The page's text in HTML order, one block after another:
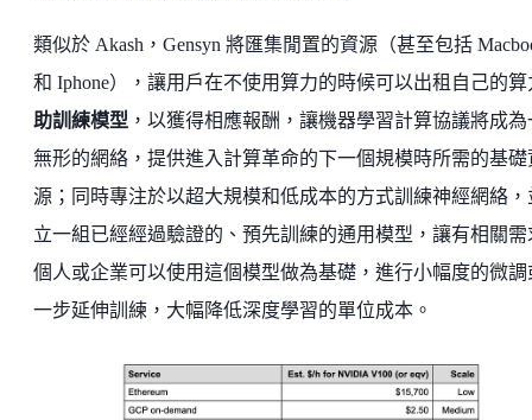
類似於 Akash，Gensyn 將匯集閒置的資源（甚至包括
和 Iphone），讓用戶在不使用算力的時候可以出租自己的算
助訓練模型 ，以獲得相應報酬，讓機器學習計算協議將成為
無形的網絡，提供進入計算革命的下一個規模時所需的基礎
源；同時專注於以超大規模和低成本的方式訓練神經網絡，
立一組已經經過驗證的、預先訓練的通用模型，讓有相關需
個人或企業可以使用這個模型做為基礎，進行小幅度的微調
一步延伸訓練，大幅降低深度學習的單位成本。